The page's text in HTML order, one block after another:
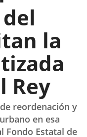
la
Rey
reordenación y
en esa
Fondo Estatal de